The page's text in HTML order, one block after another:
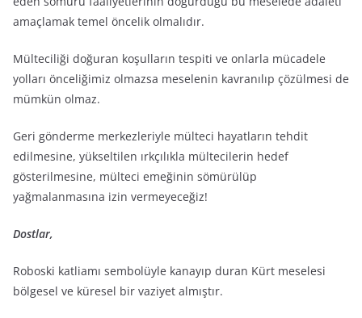
amaçlamak temel öncelik olmalıdır.
Mülteciliği doğuran koşulların tespiti ve onlarla mücadele
yolları önceliğimiz olmazsa meselenin kavranılıp çözülmesi de
mümkün olmaz.
Geri gönderme merkezleriyle mülteci hayatların tehdit
edilmesine, yükseltilen ırkçılıkla mültecilerin hedef
gösterilmesine, mülteci emeğinin sömürülüp
yağmalanmasına izin vermeyeceğiz!
Dostlar,
Roboski katliamı sembolüyle kanayıp duran Kürt meselesi
bölgesel ve küresel bir vaziyet almıştır.